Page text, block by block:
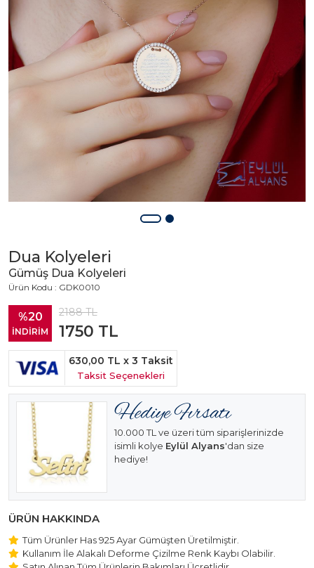
Dua Kolyeleri
Gümüş Dua Kolyeleri
Ürün Kodu : GDK0010
%20
İNDİRİM
2188TL
1750 TL
630,00 TL x 3 Taksit
Taksit Seçenekleri
10.000 TL ve üzeri tüm siparişlerinizde
isimli kolye Eylül Alyans'dan size
hediye!
ÜRÜN HAKKINDA
Tüm Ürünler Has 925 Ayar Gümüşten Üretilmiştir.
Kullanım İle Alakalı Deforme Çizilme Renk Kaybı Olabilir.